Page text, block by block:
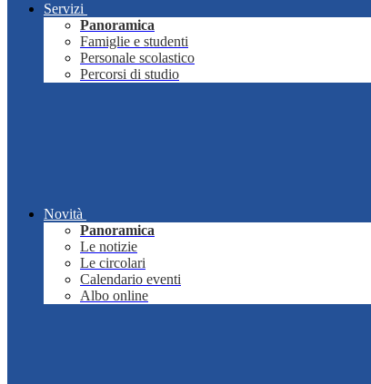
Servizi
Panoramica
Famiglie e studenti
Personale scolastico
Percorsi di studio
Novità
Panoramica
Le notizie
Le circolari
Calendario eventi
Albo online